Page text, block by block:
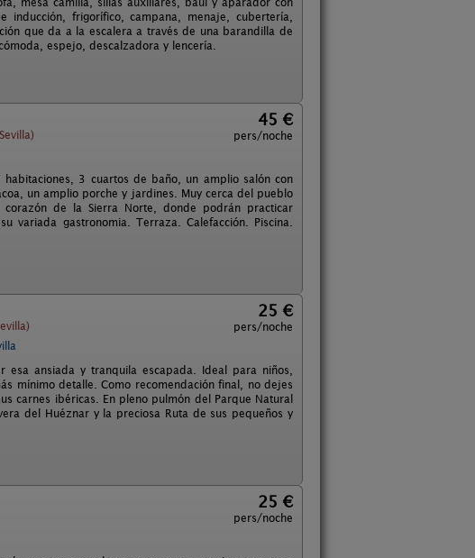
frigorífico, campana, menaje, cubertería,
que da a la escalera a través de una barandilla de
espejo, descalzadora y lencería.
45 €
pers/noche
3 cuartos de baño, un amplio salón con
un amplio porche y jardines. Muy cerca del pueblo
de la Sierra Norte, donde podrán practicar
variada gastronomia. Terraza. Calefacción. Piscina.
25 €
pers/noche
ansiada y tranquila escapada. Ideal para niños,
mínimo detalle. Como recomendación final, no dejes
carnes ibéricas. En pleno pulmón del Parque Natural
del Huéznar y la preciosa Ruta de sus pequeños y
25 €
pers/noche